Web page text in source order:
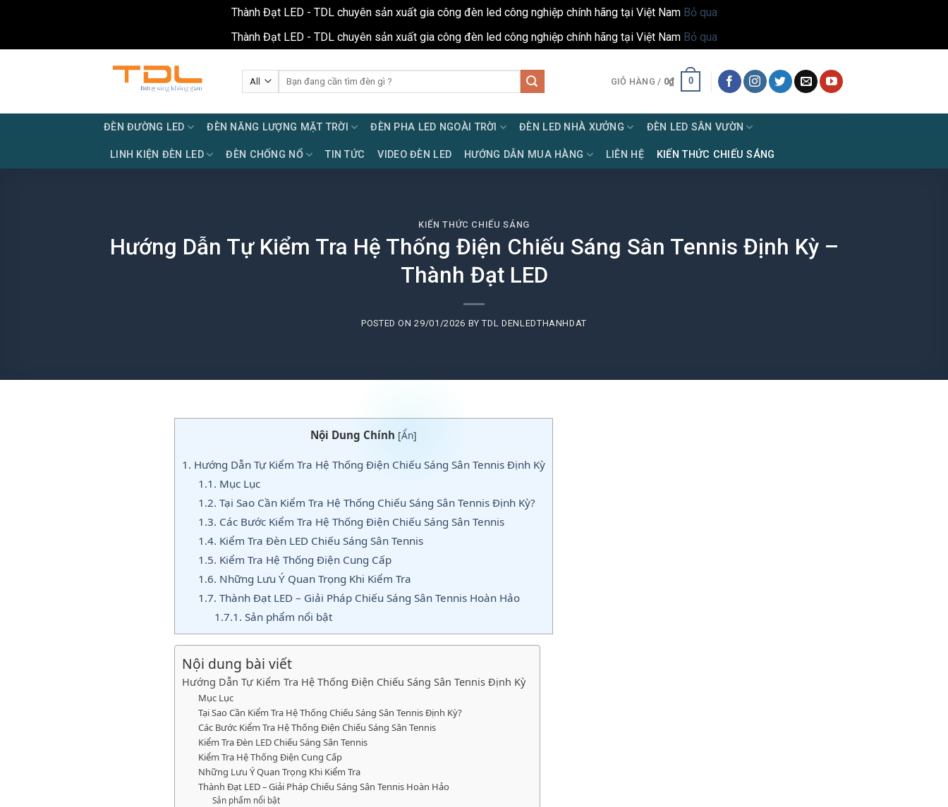
Thành Đạt LED - TDL chuyên sản xuất gia công đèn led công nghiệp chính hãng tại Việt Nam Bỏ qua
Thành Đạt LED - TDL chuyên sản xuất gia công đèn led công nghiệp chính hãng tại Việt Nam Bỏ qua
kiếm:
GIỎ HÀNG / 0₫ 0
ĐÈN ĐƯỜNG LED ĐÈN NĂNG LƯỢNG MẶT TRỜI ĐÈN PHA LED NGOÀI TRỜI ĐÈN LED NHÀ XƯỞNG ĐÈN LED SÂN VƯỜN
LINH KIỆN ĐÈN LED ĐÈN CHỐNG NỔ TIN TỨC VIDEO ĐÈN LED HƯỚNG DẪN MUA HÀNG LIÊN HỆ KIẾN THỨC CHIẾU SÁNG
KIẾN THỨC CHIẾU SÁNG
Hướng Dẫn Tự Kiểm Tra Hệ Thống Điện Chiếu Sáng Sân Tennis Định Kỳ –
Thành Đạt LED
POSTED ON29/01/2026 BYTDL DENLEDTHANHDAT
Nội Dung Chính [Ẩn]
1. Hướng Dẫn Tự Kiểm Tra Hệ Thống Điện Chiếu Sáng Sân Tennis Định Kỳ
1.1. Mục Lục
1.2. Tại Sao Cần Kiểm Tra Hệ Thống Chiếu Sáng Sân Tennis Định Kỳ?
1.3. Các Bước Kiểm Tra Hệ Thống Điện Chiếu Sáng Sân Tennis
1.4. Kiểm Tra Đèn LED Chiếu Sáng Sân Tennis
1.5. Kiểm Tra Hệ Thống Điện Cung Cấp
1.6. Những Lưu Ý Quan Trọng Khi Kiểm Tra
1.7. Thành Đạt LED – Giải Pháp Chiếu Sáng Sân Tennis Hoàn Hảo
1.7.1. Sản phẩm nổi bật
Nội dung bài viết
Hướng Dẫn Tự Kiểm Tra Hệ Thống Điện Chiếu Sáng Sân Tennis Định Kỳ
Mục Lục
Tại Sao Cần Kiểm Tra Hệ Thống Chiếu Sáng Sân Tennis Định Kỳ?
Các Bước Kiểm Tra Hệ Thống Điện Chiếu Sáng Sân Tennis
Kiểm Tra Đèn LED Chiếu Sáng Sân Tennis
Kiểm Tra Hệ Thống Điện Cung Cấp
Những Lưu Ý Quan Trọng Khi Kiểm Tra
Thành Đạt LED – Giải Pháp Chiếu Sáng Sân Tennis Hoàn Hảo
Sản phẩm nổi bật